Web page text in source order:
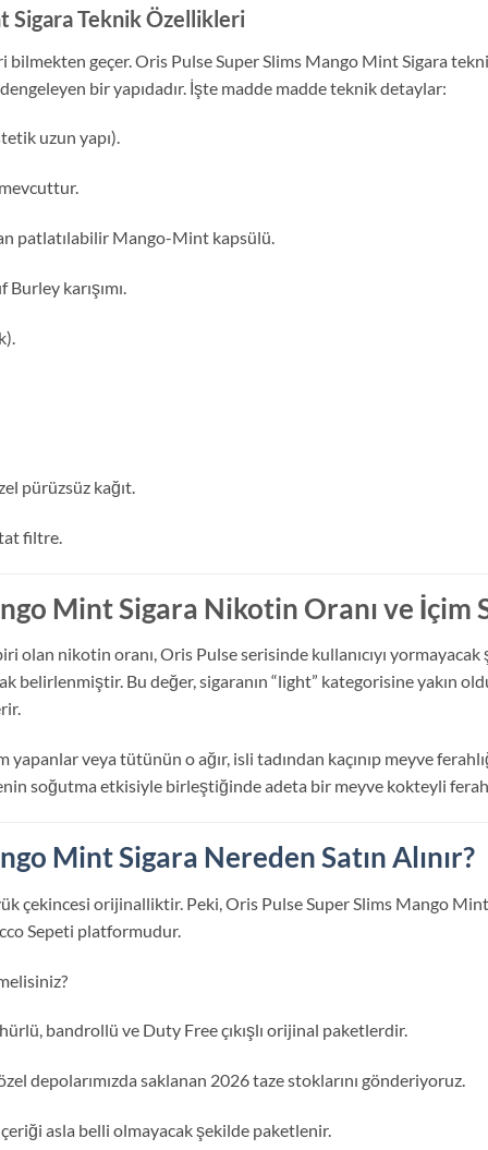
Sigara Teknik Özellikleri
geçer. Oris Pulse Super Slims Mango Mint Sigara
bir yapıdadır. İşte madde madde teknik detaylar:
uzun yapı).
patlatılabilir Mango-Mint kapsülü.
karışımı.
pürüzsüz kağıt.
filtre.
Mint Sigara Nikotin Oranı ve İçim
nikotin oranı, Oris Pulse serisinde kullanıcıyı yormayacak
belirlenmiştir. Bu değer, sigaranın “light” kategorisine yakın
veya tütünün o ağır, isli tadından kaçınıp meyve
soğutma etkisiyle birleştiğinde adeta bir meyve kokteyli
Mint Sigara Nereden Satın Alınır?
çekincesi orijinalliktir. Peki, Oris Pulse Super Slims Mango Mint
Sepeti platformudur.
bandrollü ve Duty Free çıkışlı orijinal paketlerdir.
depolarımızda saklanan 2026 taze stoklarını gönderiyoruz.
asla belli olmayacak şekilde paketlenir.